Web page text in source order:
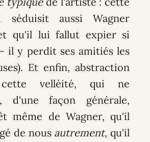
séduisit aussi Wagner
qu'il lui fallut expier si
il y perdit ses amitiés les
Et enfin, abstraction
velléité, qui ne
d'une façon générale,
même de Wagner, qu'il
de nous autrement, qu'il